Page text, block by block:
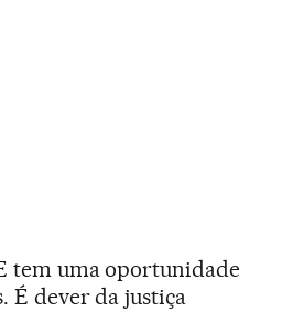
tem uma oportunidade
É dever da justiça